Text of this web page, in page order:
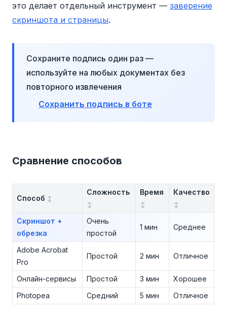
это делает отдельный инструмент — заверение
скриншота и страницы.
Сохраните подпись один раз —
используйте на любых документах без
повторного извлечения
Сохранить подпись в боте
Сравнение способов
Способ
Сложность Время Качество
Скриншот +
обрезка
Очень
простой
1 мин Среднее
Adobe Acrobat
Pro
Простой 2 мин Отличное
Онлайн-сервисы Простой 3 мин Хорошее
Photopea
Средний 5 мин Отличное